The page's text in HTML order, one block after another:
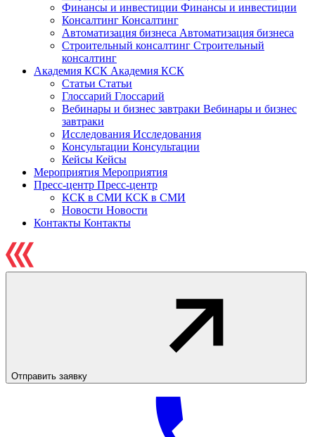
Финансы и инвестиции Финансы и инвестиции
Консалтинг Консалтинг
Автоматизация бизнеса Автоматизация бизнеса
Строительный консалтинг Строительный
консалтинг
Академия КСК Академия КСК
Статьи Статьи
Глоссарий Глоссарий
Вебинары и бизнес завтраки Вебинары и бизнес
завтраки
Исследования Исследования
Консультации Консультации
Кейсы Кейсы
Мероприятия Мероприятия
Пресс-центр Пресс-центр
КСК в СМИ КСК в СМИ
Новости Новости
Контакты Контакты
Отправить заявку